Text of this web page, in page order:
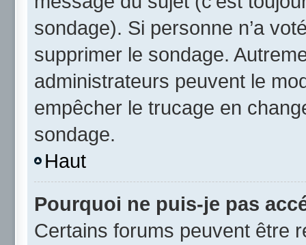
sondage). Si personne n’a
supprimer le sondage.
administrateurs peuvent le
empêcher le trucage en
sondage.
Haut
Pourquoi ne puis-je pas
Certains forums peuvent être